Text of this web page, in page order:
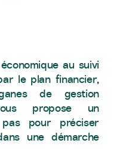
au suivi
le plan financier,
de gestion
propose un
pour préciser
une démarche